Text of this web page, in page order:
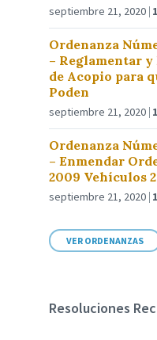
septiembre 21, 2020
Ordenanza
– Reglamentar
de Acopio para
Poden
septiembre 21, 2020
Ordenanza
– Enmendar
2009 Vehículos
septiembre 21, 2020
VER ORDENANZAS
Resoluciones